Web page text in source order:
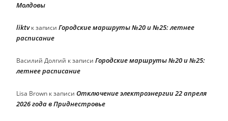
Молдовы
liktvк записи Городские маршруты №20 и №25: летнее
расписание
Василий Долгий к записи Городские маршруты №20 и №25:
летнее расписание
Lisa Brown к записи Отключение электроэнергии 22 апреля
2026 года в Приднестровье